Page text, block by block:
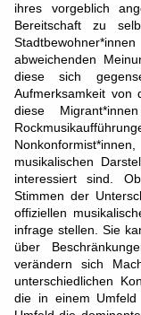
ihres vorgeblich
Bereitschaft zu
abweichenden
diese sich
Aufmerksamkeit von
diese
musikalischen
interessiert sind.
Stimmen der
offiziellen
infrage stellen. Sie
über
verändern sich
unterschiedlichen
die in einem